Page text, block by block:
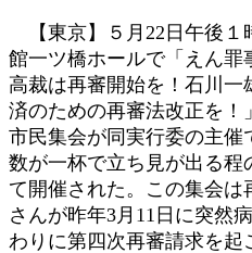
【東京】５月22日午後１
館一ツ橋ホールで「えん罪
高裁は再審開始を！石川一
済のための再審法改正を！
市民集会が同実行委の主催
数が一杯で立ち見が出る程
て開催された。この集会
さんが昨年3月11日に突然
わりに第四次再審請求を